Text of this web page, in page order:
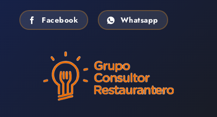
Facebook Whatsapp